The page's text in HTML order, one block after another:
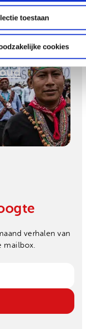
toestaan
cookies
behoud
verhalen van
mailbox.